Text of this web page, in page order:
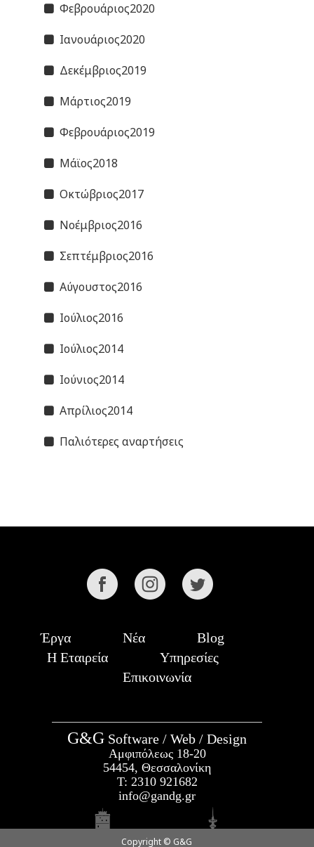
Φεβρουάριος2020
Ιανουάριος2020
Δεκέμβριος2019
Μάρτιος2019
Φεβρουάριος2019
Μάϊος2018
Οκτώβριος2017
Νοέμβριος2016
Σεπτέμβριος2016
Αύγουστος2016
Ιούλιος2016
Ιούλιος2014
Ιούνιος2014
Απρίλιος2014
Παλιότερες αναρτήσεις
Έργα Νέα
Blog
Η Εταιρεία
Υπηρεσίες
Επικοινωνία
G&G Software / Web / Design
Αμφιπόλεως 18-20
54454, Θεσσαλονίκη
Τ: 2310 921682
info@gandg.gr
Copyright © G&G